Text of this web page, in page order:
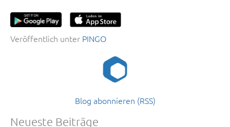
Veröffentlich unter PINGO
Blog abonnieren (RSS)
Neueste Beiträge